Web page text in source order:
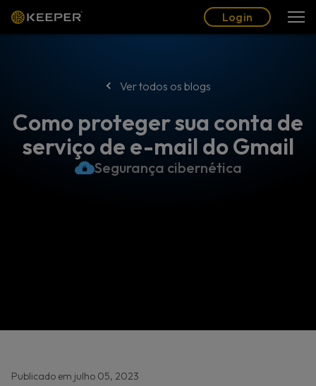
Login
Ver todos os blogs
Como proteger sua conta de
serviço de e-mail do Gmail
Segurança cibernética
Publicado em julho 05, 2023